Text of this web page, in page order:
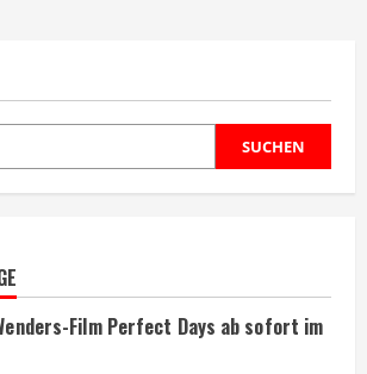
SUCHEN
Film Perfect Days ab sofort im